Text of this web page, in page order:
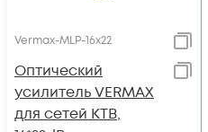
Vermax-MLP-16x22
Оптический
усилитель VERMAX
для сетей КТВ,